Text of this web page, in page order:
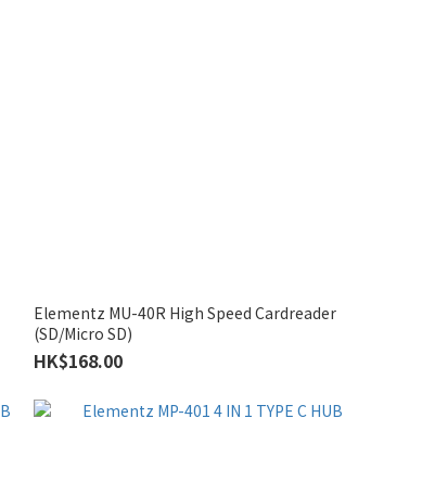
Elementz MU-40R High Speed Cardreader
(SD/Micro SD)
HK$168.00